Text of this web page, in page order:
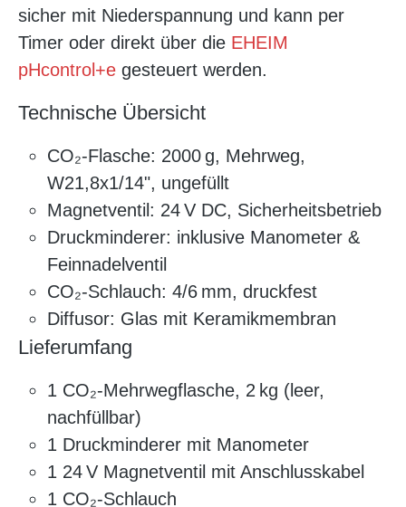
sicher mit Niederspannung und kann per
Timer oder direkt über die EHEIM
pHcontrol+e gesteuert werden.
Technische Übersicht
CO₂-Flasche: 2000 g, Mehrweg,
W21,8x1/14", ungefüllt
Magnetventil: 24 V DC, Sicherheitsbetrieb
Druckminderer: inklusive Manometer &
Feinnadelventil
CO₂-Schlauch: 4/6 mm, druckfest
Diffusor: Glas mit Keramikmembran
Lieferumfang
1 CO₂-Mehrwegflasche, 2 kg (leer,
nachfüllbar)
1 Druckminderer mit Manometer
1 24 V Magnetventil mit Anschlusskabel
1 CO₂-Schlauch